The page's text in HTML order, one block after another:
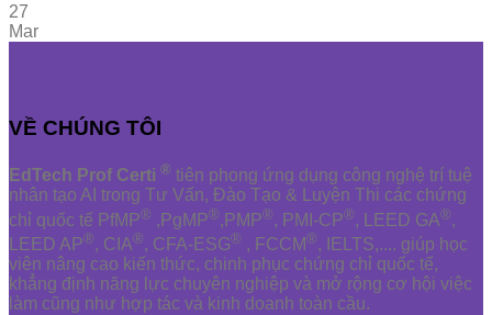
27
Mar
VỀ CHÚNG TÔI
EdTech Prof Certi ® tiên phong ứng dụng công nghệ trí tuệ
nhân tạo AI trong Tư Vấn, Đào Tạo & Luyện Thi các chứng
chỉ quốc tế PfMP® ,PgMP®,PMP®, PMI-CP®, LEED GA®,
LEED AP®, CIA®, CFA-ESG® , FCCM®, IELTS,.... giúp học
viên nâng cao kiến thức, chinh phục chứng chỉ quốc tế,
khẳng định năng lực chuyên nghiệp và mở rộng cơ hội việc
làm cũng như hợp tác và kinh doanh toàn cầu.